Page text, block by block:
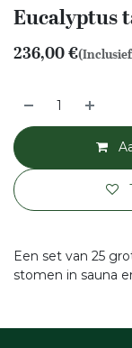
Eucalyptus
236,00€
Een set van 25
stomen in sauna